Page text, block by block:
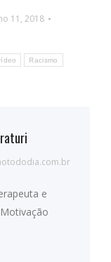
11, 2018
Racismo
e